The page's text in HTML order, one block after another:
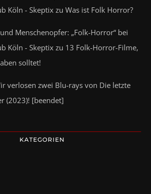
Köln - Skeptix zu Was ist Folk Horror?
Menschenopfer: „Folk-Horror“ bei
Köln - Skeptix zu 13 Folk-Horror-Filme,
solltet!
verlosen zwei Blu-rays von Die letzte
(2023)! [beendet]
KATEGORIEN